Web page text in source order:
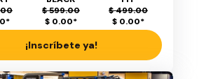
*
$ 599.00
$ 0.00*
$ 499.00
$ 0.00*
¡Inscríbete ya!